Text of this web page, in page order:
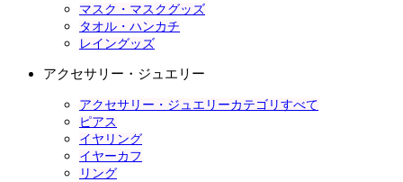
マスク・マスクグッズ
タオル・ハンカチ
レイングッズ
アクセサリー・ジュエリー
アクセサリー・ジュエリーカテゴリすべて
ピアス
イヤリング
イヤーカフ
リング